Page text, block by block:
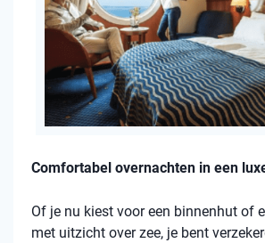
Comfortabel overnachten in een
Of je nu kiest voor een binnenhut of
met uitzicht over zee, je bent